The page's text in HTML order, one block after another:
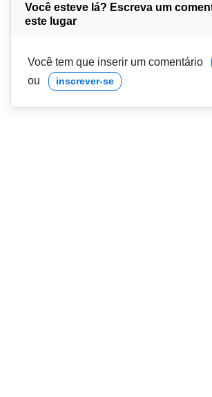
Você esteve lá? Escreva um
este lugar
Você tem que inserir um comentário
ou inscrever-se